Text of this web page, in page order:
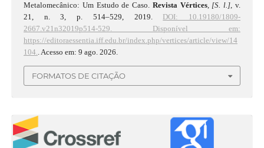
Metalomecânico: Um Estudo de Caso. Revista Vértices, [S. l.] , v.
21, n. 3, p. 514–529, 2019. DOI: 10.19180/1809-
2667.v21n32019p514-529.
Disponível em:
https://editoraessentia.iff.edu.br/index.php/vertices/article/view/14
104.
. Acesso em: 9 ago. 2026.
FORMATOS DE CITAÇÃO